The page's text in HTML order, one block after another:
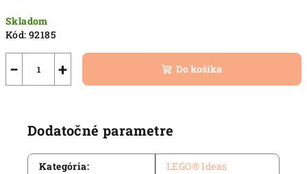
cena:
Skladom
Kód: 92185
+
− Do košíka
Dodatočné parametre
Kategória:
LEGO® Ideas